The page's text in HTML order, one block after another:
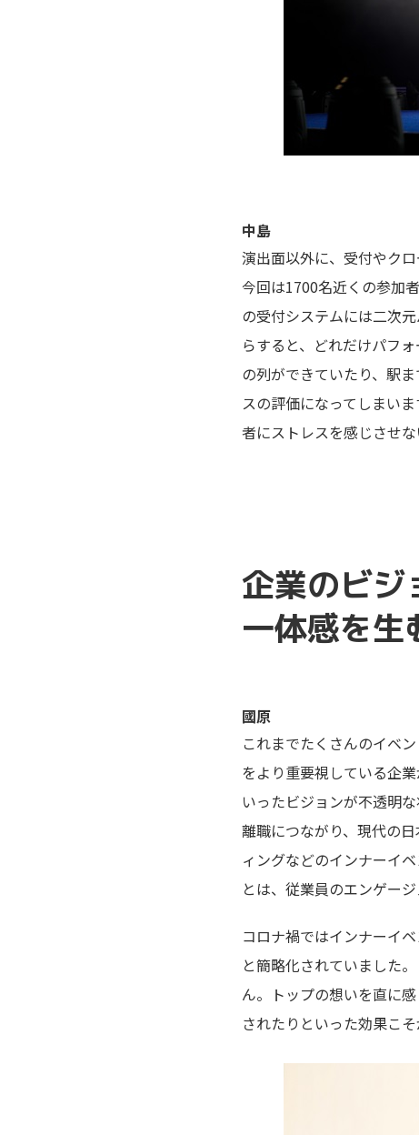
中島
演出面以外に、受付やク
今回は1700名近くの参加
の受付システムには二次
らすると、どれだけパフ
の列ができていたり、駅
スの評価になってしまい
者にストレスを感じさせ
企業のビジ
一体感を生
國原
これまでたくさんのイベ
をより重要視している企
いったビジョンが不透明
離職につながり、現代の
ィングなどのインナーイ
とは、従業員のエンゲー
コロナ禍ではインナーイ
と簡略化されていました
ん。トップの想いを直に
されたりといった効果こ